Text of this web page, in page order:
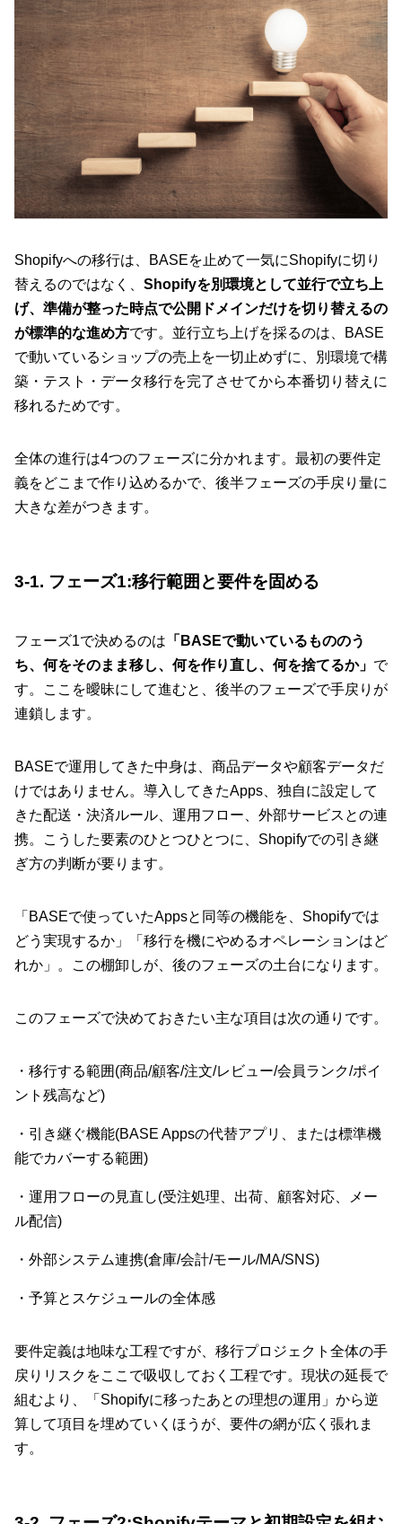
Shopifyへの移行は、BASEを止めて一気にShopifyに切り
替えるのではなく、 Shopifyを別環境として並行で立ち上
げ、準備が整った時点で公開ドメインだけを切り替えるの
が標準的な進め方です。並行立ち上げを採るのは、BASE
で動いているショップの売上を一切止めずに、別環境で構
築・テスト・データ移行を完了させてから本番切り替えに
移れるためです。
全体の進行は4つのフェーズに分かれます。最初の要件定
義をどこまで作り込めるかで、後半フェーズの手戻り量に
大きな差がつきます。
3-1. フェーズ1:移行範囲と要件を固める
フェーズ1で決めるのは 「BASEで動いているもののう
ち、何をそのまま移し、何を作り直し、何を捨てるか」 で
す。ここを曖昧にして進むと、後半のフェーズで手戻りが
連鎖します。
BASEで運用してきた中身は、商品データや顧客データだ
けではありません。導入してきたApps、独自に設定して
きた配送・決済ルール、運用フロー、外部サービスとの連
携。こうした要素のひとつひとつに、Shopifyでの引き継
ぎ方の判断が要ります。
「BASEで使っていたAppsと同等の機能を、Shopifyでは
どう実現するか」「移行を機にやめるオペレーションはど
れか」。この棚卸しが、後のフェーズの土台になります。
このフェーズで決めておきたい主な項目は次の通りです。
・移行する範囲(商品/顧客/注文/レビュー/会員ランク/ポイ
ント残高など)
・引き継ぐ機能(BASE Appsの代替アプリ、または標準機
能でカバーする範囲)
・運用フローの見直し(受注処理、出荷、顧客対応、メー
ル配信)
・外部システム連携(倉庫/会計/モール/MA/SNS)
・予算とスケジュールの全体感
要件定義は地味な工程ですが、移行プロジェクト全体の手
戻りリスクをここで吸収しておく工程です。現状の延長で
組むより、「Shopifyに移ったあとの理想の運用」から逆
算して項目を埋めていくほうが、要件の網が広く張れま
す。